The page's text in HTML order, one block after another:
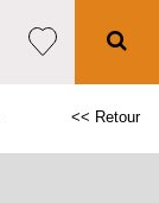
<< Retour